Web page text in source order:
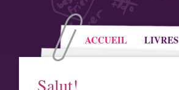
ACCUEIL LIVRES
Salut!